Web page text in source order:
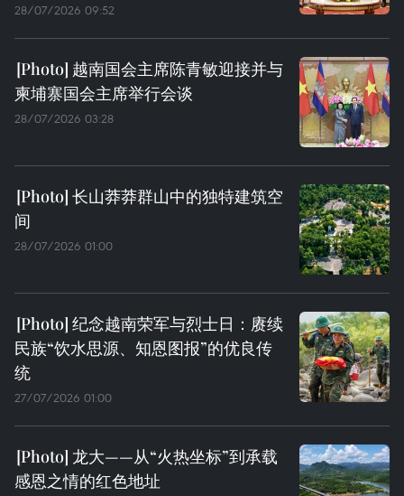
28/07/2026 09:52
越南国会主席陈青敏迎接并与
柬埔寨国会主席举行会谈
28/07/2026 03:28
长山莽莽群山中的独特建筑空
间
28/07/2026 01:00
纪念越南荣军与烈士日：赓续
民族“饮水思源、知恩图报”的优良传
统
27/07/2026 01:00
龙大——从“火热坐标”到承载
感恩之情的红色地址